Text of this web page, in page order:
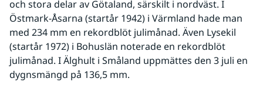
och stora delar av Götaland, särskilt i nordväst. I
Östmark-Åsarna (startår 1942) i Värmland hade man
med 234 mm en rekordblöt julimånad. Även Lysekil
(startår 1972) i Bohuslän noterade en rekordblöt
julimånad. I Älghult i Småland uppmättes den 3 juli en
dygnsmängd på 136,5 mm.